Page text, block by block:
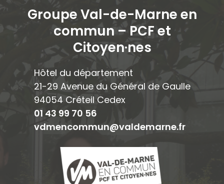
Groupe Val-de-Marne en
commun – PCF et
Citoyen·nes
Hôtel du département
21-29 Avenue du Général de Gaulle
94054 Créteil Cedex
01 43 99 70 56
vdmencommun@valdemarne.fr